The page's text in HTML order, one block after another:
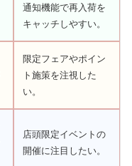
通知機能で再入荷を
キャッチしやすい。
限定フェアやポイン
ト施策を注視した
い。
店頭限定イベントの
開催に注目したい。